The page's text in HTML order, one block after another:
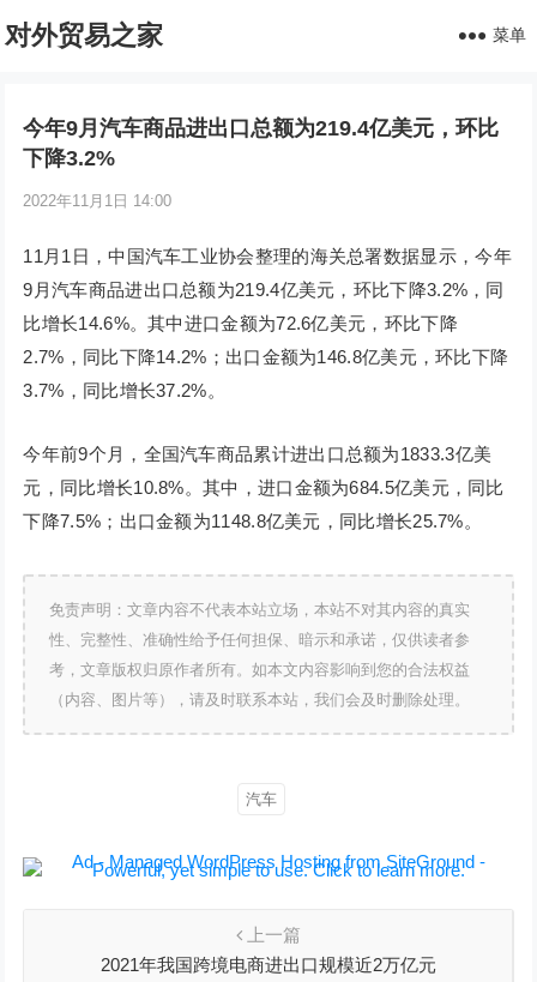
对外贸易之家 菜单
今年9月汽车商品进出口总额为219.4亿美元，环比
下降3.2%
2022年11月1日 14:00
11月1日，中国汽车工业协会整理的海关总署数据显示，今年
9月汽车商品进出口总额为219.4亿美元，环比下降3.2%，同
比增长14.6%。其中进口金额为72.6亿美元，环比下降
2.7%，同比下降14.2%；出口金额为146.8亿美元，环比下降
3.7%，同比增长37.2%。
今年前9个月，全国汽车商品累计进出口总额为1833.3亿美
元，同比增长10.8%。其中，进口金额为684.5亿美元，同比
下降7.5%；出口金额为1148.8亿美元，同比增长25.7%。
免责声明：文章内容不代表本站立场，本站不对其内容的真实
性、完整性、准确性给予任何担保、暗示和承诺，仅供读者参
考，文章版权归原作者所有。如本文内容影响到您的合法权益
（内容、图片等），请及时联系本站，我们会及时删除处理。
汽车
上一篇
2021年我国跨境电商进出口规模近2万亿元